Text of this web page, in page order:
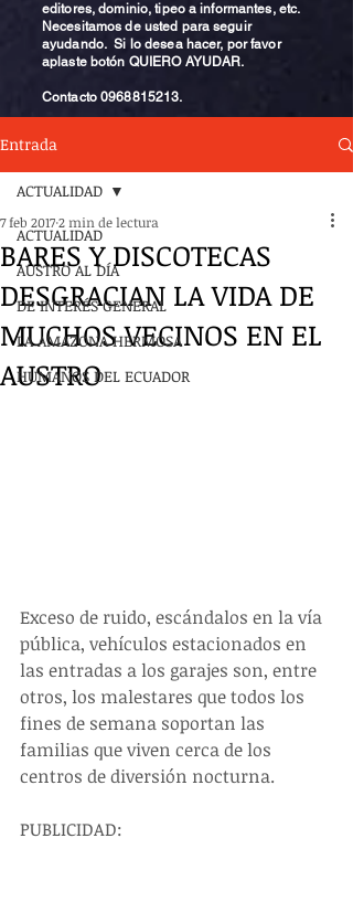
editores, dominio, tipeo a informantes, etc.
Necesitamos de usted para seguir
ayudando. Si lo desea hacer, por favor
aplaste botón QUIERO AYUDAR.
Contacto0968815213.
Entrada
ACTUALIDAD
AUSTRO AL DÍA
DE INTERÉS GENERAL
LA AMAZONA HERMOSA
HUMANOS DEL ECUADOR
ACTUALIDAD
BARES Y DISCOTECAS
DESGRACIAN LA VIDA DE
MUCHOS VECINOS EN EL
AUSTRO
7 feb 20172 min de lectura
Exceso de ruido, escándalos en la vía
pública, vehículos estacionados en
las entradas a los garajes son, entre
otros, los malestares que todos los
fines de semana soportan las
familias que viven cerca de los
centros de diversión nocturna.
PUBLICIDAD: